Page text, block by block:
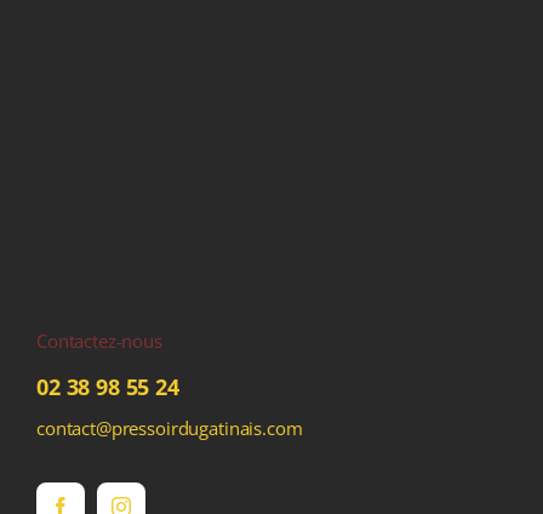
Contactez-nous
02 38 98 55 24
contact@pressoirdugatinais.com